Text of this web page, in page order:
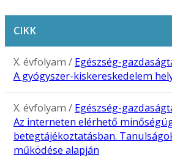
CIKK
X. évfolyam / Egészség-
A gyógyszer-kiskereskedelem
X. évfolyam / Egészség-
Az interneten elérhető
betegtájékoztatásban.
működése alapján